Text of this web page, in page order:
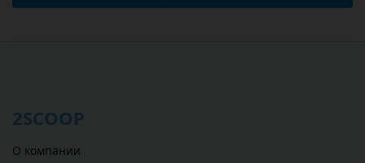
2SCOOP
О компании